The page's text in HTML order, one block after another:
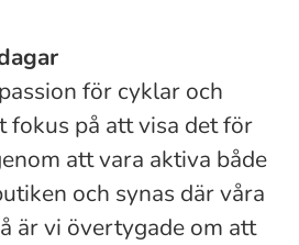
för cyklar och
fokus på att visa det för
att vara aktiva både
och synas där våra
är vi övertygade om att